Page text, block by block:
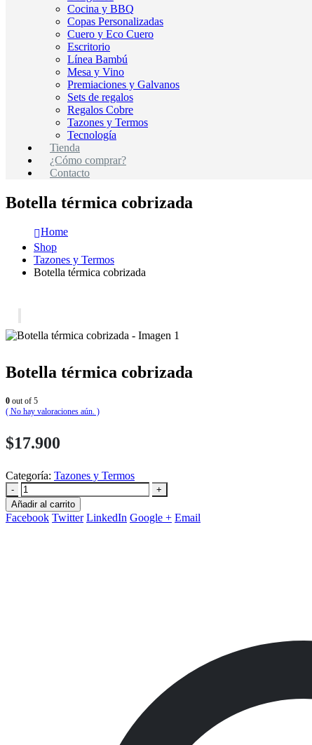
Cocina y BBQ
Copas Personalizadas
Cuero y Eco Cuero
Escritorio
Línea Bambú
Mesa y Vino
Premiaciones y Galvanos
Sets de regalos
Regalos Cobre
Tazones y Termos
Tecnología
Tienda
¿Cómo comprar?
Contacto
Botella térmica cobrizada
Home
Shop
Tazones y Termos
Botella térmica cobrizada
Botella térmica cobrizada
0 out of 5
( No hay valoraciones aún. )
$17.900
Categoría: Tazones y Termos
-
+
Añadir al carrito
Facebook Twitter LinkedIn Google + Email